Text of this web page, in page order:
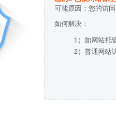
可能原因：您的访
如何解决：
1）如网站托
2）普通网站